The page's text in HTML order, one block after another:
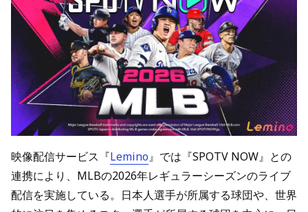
映像配信サービス『Lemino』では『SPOTV NOW』との
連携により、MLBの2026年レギュラーシーズンのライブ
配信を実施している。日本人選手が所属する球団や、世界